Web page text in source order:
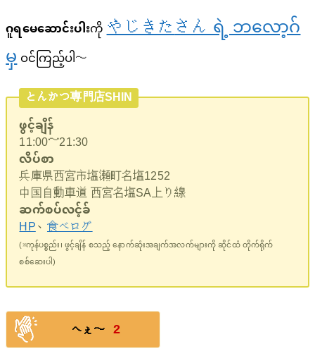
ဂူရမေဆောင်းပါးကိုやじきたさん ရဲ့ ဘလော့ဂ်
မှဝင်ကြည့်ပါ〜
とんかつ専門店SHIN
ဖွင့်ချိန်
11:00～21:30
လိပ်စာ
兵庫県西宮市塩瀬町名塩1252
中国自動車道 西宮名塩SA上り線
ဆက်စပ်လင့်ခ်
HP、 食べログ
(※ကုန်ပစ္စည်း၊ ဖွင့်ချိန် စသည့် နောက်ဆုံးအချက်အလက်များကို ဆိုင်ထံ တိုက်ရိုက်
စစ်ဆေးပါ)
へぇ〜 2